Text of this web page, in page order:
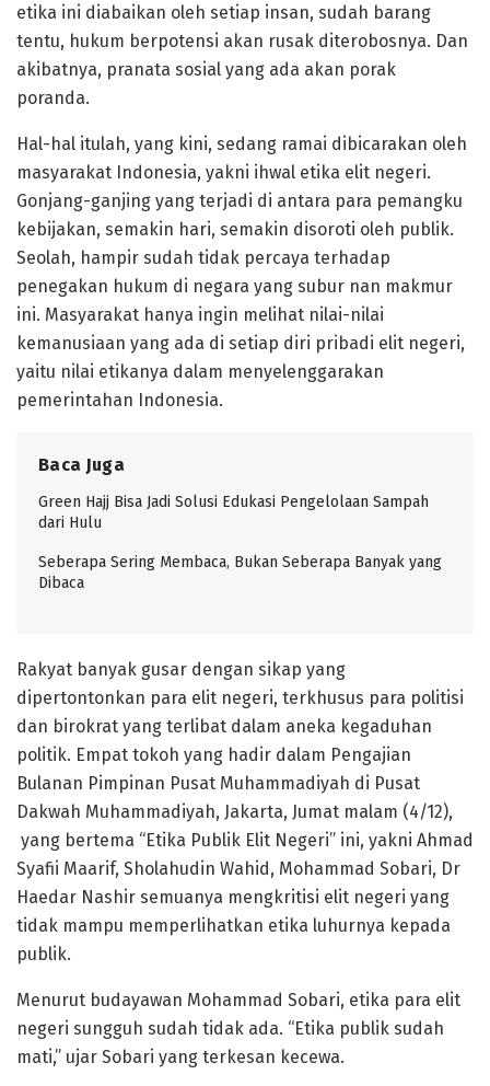
etika ini diabaikan oleh setiap insan, sudah barang
tentu, hukum berpotensi akan rusak diterobosnya. Dan
akibatnya, pranata sosial yang ada akan porak
poranda.
Hal-hal itulah, yang kini, sedang ramai dibicarakan oleh
masyarakat Indonesia, yakni ihwal etika elit negeri.
Gonjang-ganjing yang terjadi di antara para pemangku
kebijakan, semakin hari, semakin disoroti oleh publik.
Seolah, hampir sudah tidak percaya terhadap
penegakan hukum di negara yang subur nan makmur
ini. Masyarakat hanya ingin melihat nilai-nilai
kemanusiaan yang ada di setiap diri pribadi elit negeri,
yaitu nilai etikanya dalam menyelenggarakan
pemerintahan Indonesia.
Baca Juga
Green Hajj Bisa Jadi Solusi Edukasi Pengelolaan Sampah
dari Hulu
Seberapa Sering Membaca, Bukan Seberapa Banyak yang
Dibaca
Rakyat banyak gusar dengan sikap yang
dipertontonkan para elit negeri, terkhusus para politisi
dan birokrat yang terlibat dalam aneka kegaduhan
politik. Empat tokoh yang hadir dalam Pengajian
Bulanan Pimpinan Pusat Muhammadiyah di Pusat
Dakwah Muhammadiyah, Jakarta, Jumat malam (4/12),
yang bertema “Etika Publik Elit Negeri” ini, yakni Ahmad
Syafii Maarif, Sholahudin Wahid, Mohammad Sobari, Dr
Haedar Nashir semua­nya mengkritisi elit negeri yang
tidak mampu memperlihatkan etika luhurnya kepada
publik.
Menurut budayawan Mohammad Sobari, etika para elit
negeri sungguh sudah tidak ada. “Etika publik sudah
mati,” ujar Sobari yang terkesan kecewa.